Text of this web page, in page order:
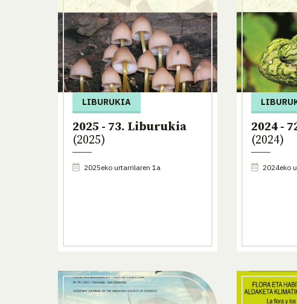
LIBURUKIA
2025 - 73. Liburukia
(2025)
2025eko urtarrilaren 1a
2024 -
(2024)
2024eko